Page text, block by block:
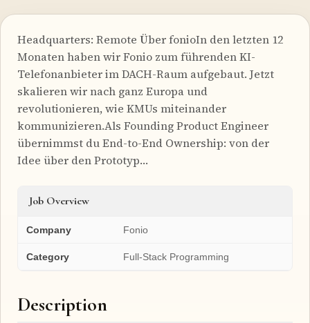
Headquarters: Remote Über fonioIn den letzten 12
Monaten haben wir Fonio zum führenden KI-
Telefonanbieter im DACH-Raum aufgebaut. Jetzt
skalieren wir nach ganz Europa und
revolutionieren, wie KMUs miteinander
kommunizieren.Als Founding Product Engineer
übernimmst du End-to-End Ownership: von der
Idee über den Prototyp…
Job Overview
Company Fonio
Category Full-Stack Programming
Description